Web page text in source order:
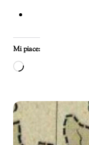
Mi piace:
Caricamento
corso…